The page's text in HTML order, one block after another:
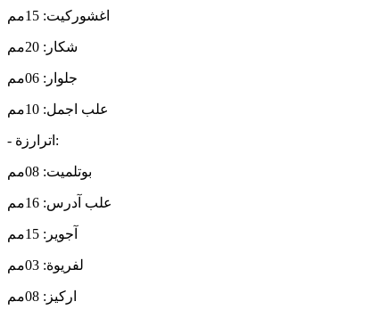
اغشوركيت: 15مم
شكار: 20مم
جلوار: 06مم
علب اجمل: 10مم
- اترارزة:
بوتلميت: 08مم
علب آدرس: 16مم
آجوير: 15مم
لفريوة: 03مم
اركيز: 08مم